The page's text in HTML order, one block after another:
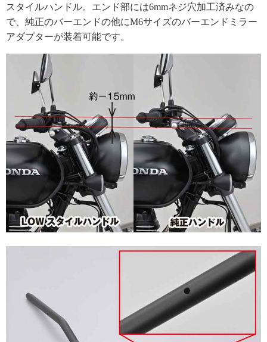
スタイルハンドル。エンド部には6mmネジ穴加工済みなの
で、純正のバーエンドの他にM6サイズのバーエンドミラー
アダプターが装着可能です。